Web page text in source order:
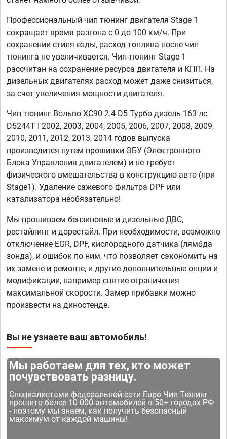
Профессиональный чип тюнинг двигателя Stage 1
сокращает время разгона с 0 до 100 км/ч. При
сохранении стиля езды, расход топлива после чип
тюнинга не увеличивается. Чип-тюнинг Stage 1
рассчитан на сохранение ресурса двигателя и КПП. На
дизельных двигателях расход может даже снизиться,
за счет увеличения мощности двигателя.
Чип тюнинг Вольво ХС90 2.4 D5 Турбо дизель 163 лс
D5244T I 2002, 2003, 2004, 2005, 2006, 2007, 2008, 2009,
2010, 2011, 2012, 2013, 2014 годов выпуска
производится путем прошивки ЭБУ (Электронного
Блока Управления двигателем) и не требует
физического вмешательства в конструкцию авто (при
Stage1). Удаление сажевого фильтра DPF или
катализатора необязательно!
Мы прошиваем бензиновые и дизельные ДВС,
рестайлинг и дорестайл. При необходимости, возможно
отключение EGR, DPF, кислородного датчика (лямбда
зонда), и ошибок по ним, что позволяет сэкономить на
их замене и ремонте, и другие дополнительные опции и
модификации, например снятие ограничения
максимальной скорости. Замер прибавки можно
произвести на диностенде.
Вы не узнаете ваш автомобиль!
Мы работаем для тех, кто может
почувствовать разницу.
Специалистами федеральной сети Евро Чип Тюнинг
прошито более 10 000 автомобилей в 50+ городах РФ
- поэтому мы знаем, как получить безопасный
максимум от каждой машины!